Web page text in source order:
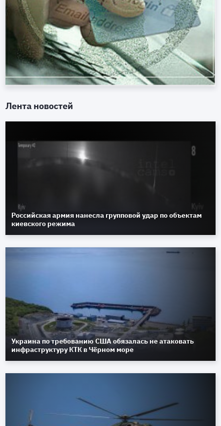
Лента новостей
Российская армия нанесла групповой удар по объектам
киевского режима
Украина по требованию США обязалась не атаковать
инфраструктуру КТК в Чёрном море